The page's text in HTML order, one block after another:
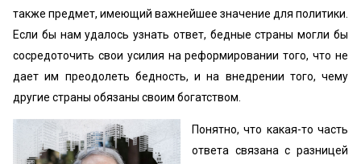
также предмет, имеющий важнейшее значение для политики.
Если бы нам удалось узнать ответ, бедные страны могли бы
сосредоточить свои усилия на реформировании того, что не
дает им преодолеть бедность, и на внедрении того, чему
другие страны обязаны своим богатством.
Понятно, что какая-то часть
ответа связана с разницей